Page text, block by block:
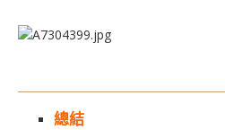
總結